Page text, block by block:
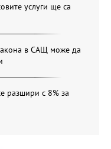
услуги ще са
в САЩ може да
разшири с 8% за